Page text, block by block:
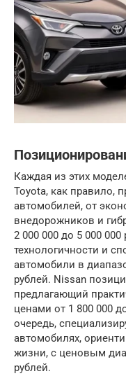
Каждая из этих
Toyota, как правило,
автомобилей, от
внедорожников и
2 000 000 до 5 000
технологичности и
автомобили в
рублей. Nissan
предлагающий
ценами от 1 800 000
очередь,
автомобилях,
жизни, с ценовым
рублей.